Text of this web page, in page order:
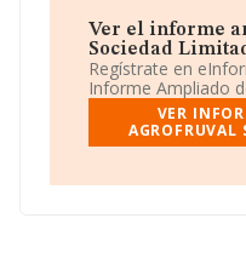
nacional y extranjero. el
el Registro Mercantil
CNAE: 4631 -
hortalizas'. La
exteriores.
Los empleados se han
estado por encima de
Ver el informe
Sociedad
Regístrate en
Informe Ampliado
VER
AGROFRUVAL